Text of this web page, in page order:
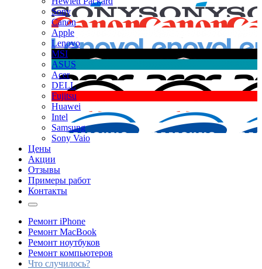
Sony
Canon
Apple
Lenovo
MSI
ASUS
Acer
DELL
Fujitsu
Huawei
Intel
Samsung
Sony Vaio
Цены
Акции
Отзывы
Примеры работ
Контакты
Ремонт iPhone
Ремонт MacBook
Ремонт ноутбуков
Ремонт компьютеров
Что случилось?